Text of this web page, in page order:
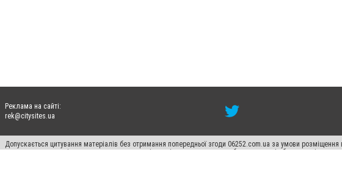
Реклама на сайті:
rek@citysites.ua
Допускається цитування матеріалів без отримання попередньої згоди 06252.com.ua за умови
пошукових систем гіперпосилання на цитовані статті не нижче другого абзацу в тексті або в якості